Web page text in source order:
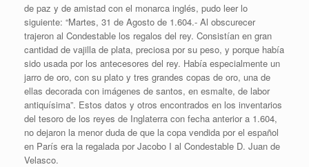
de paz y de amistad con el monarca inglés, pudo leer lo
siguiente: “Martes, 31 de Agosto de 1.604.- Al obscurecer
trajeron al Condestable los regalos del rey. Consistían en gran
cantidad de vajilla de plata, preciosa por su peso, y porque había
sido usada por los antecesores del rey. Había especialmente un
jarro de oro, con su plato y tres grandes copas de oro, una de
ellas decorada con imágenes de santos, en esmalte, de labor
antiquísima”. Estos datos y otros encontrados en los inventarios
del tesoro de los reyes de Inglaterra con fecha anterior a 1.604,
no dejaron la menor duda de que la copa vendida por el español
en París era la regalada por Jacobo I al Condestable D. Juan de
Velasco.